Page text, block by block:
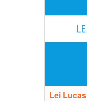
Lei Lucas